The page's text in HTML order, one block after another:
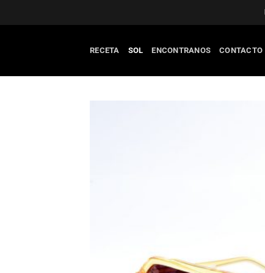
al
RECETA SOL ENCONTRANOS CONTACTO